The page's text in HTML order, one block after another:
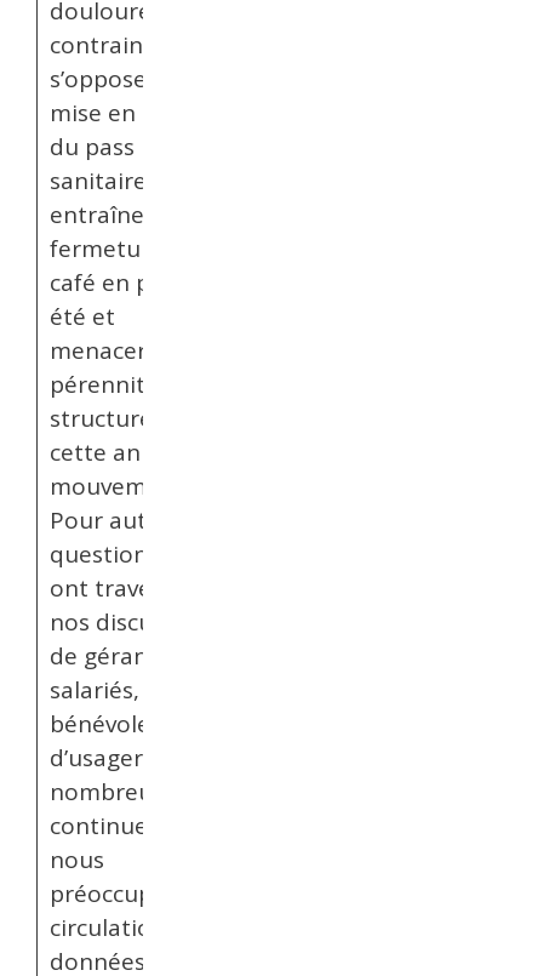
douloureux et
contraint. Mais
s’opposer à la
mise en place
du pass
sanitaire
entraînerait la
fermeture du
café en plein
été et
menacerait la
pérennité de la
structure après
cette année
mouvementée.
Pour autant, les
questions qui
ont traversé
nos discussions
de gérants, de
salariés, de
bénévoles,
d’usagers sont
nombreuses et
continuent de
nous
préoccuper. La
circulation de
données